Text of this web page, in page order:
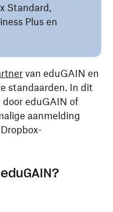
Standard,
Plus en
van eduGAIN en
standaarden. In dit
eduGAIN of
aanmelding